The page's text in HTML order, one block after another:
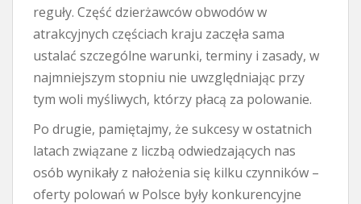
reguły. Część dzierżawców obwodów w
atrakcyjnych częściach kraju zaczęła sama
ustalać szczególne warunki, terminy i zasady, w
najmniejszym stopniu nie uwzględniając przy
tym woli myśliwych, którzy płacą za polowanie.
Po drugie, pamiętajmy, że sukcesy w ostatnich
latach związane z liczbą odwiedzających nas
osób wynikały z nałożenia się kilku czynników –
oferty polowań w Polsce były konkurencyjne